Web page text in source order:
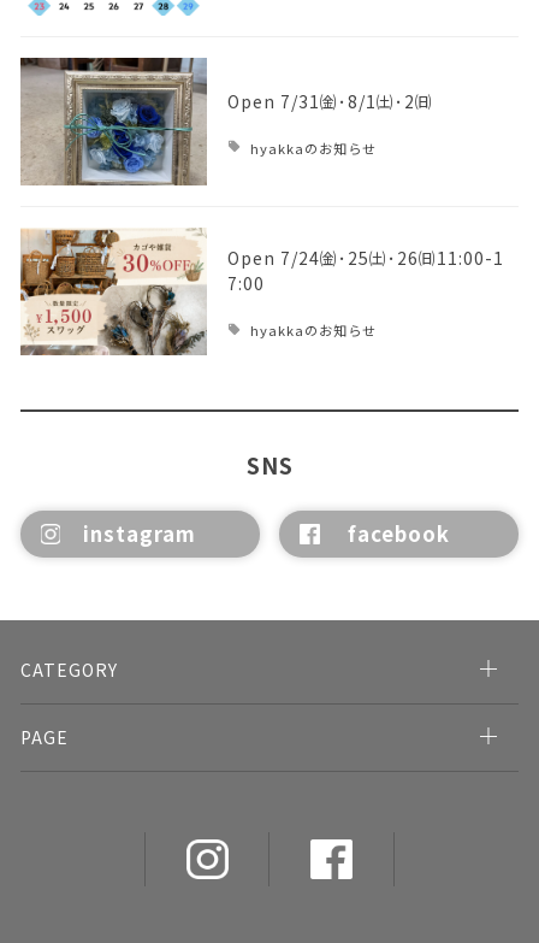
Open 7/31㈮･8/1㈯･2㈰
hyakkaのお知らせ
Open 7/24㈮･25㈯･26㈰11:00-1
7:00
hyakkaのお知らせ
SNS
instagram facebook
CATEGORY
PAGE